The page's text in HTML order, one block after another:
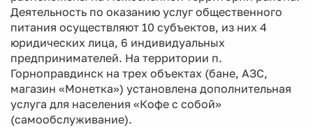
Деятельность по оказанию услуг общественного
питания осуществляют 10 субъектов, из них 4
юридических лица, 6 индивидуальных
предпринимателей. На территории п.
Горноправдинск на трех объектах (бане, АЗС,
магазин «Монетка») установлена дополнительная
услуга для населения «Кофе с собой»
(самообслуживание).